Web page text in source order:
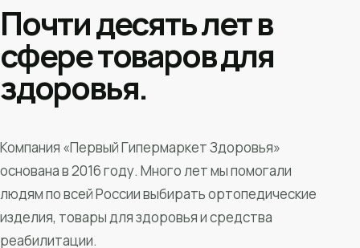
Почти десять лет в
сфере товаров для
здоровья.
Компания «Первый Гипермаркет Здоровья»
основана в 2016 году. Много лет мы помогали
людям по всей России выбирать ортопедические
изделия, товары для здоровья и средства
реабилитации.